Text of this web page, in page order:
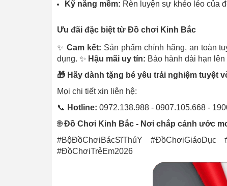
Kỹ năng mềm: Rèn luyện sự khéo léo của
Ưu đãi đặc biệt từ Đồ chơi Kinh Bắc
✨ Cam kết: Sản phẩm chính hãng, an toàn
dụng. ✨ Hậu mãi uy tín: Bảo hành dài hạn
🎁 Hãy dành tặng bé yêu trải nghiệm tuyệt
Mọi chi tiết xin liên hệ:
📞 Hotline: 0972.138.988 - 0907.105.668 -
🌐Đồ Chơi Kinh Bắc - Nơi chắp cánh ước
#BộĐồChơiBácSĩThúY #ĐồChơiGiáoDục
#ĐồChơiTrẻEm2026